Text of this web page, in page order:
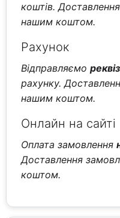
коштів.
нашим коштом.
Рахунок
Відправляємо
рахунку.
нашим коштом.
Онлайн на сайті
Оплата замовлення
Доставлення
коштом.